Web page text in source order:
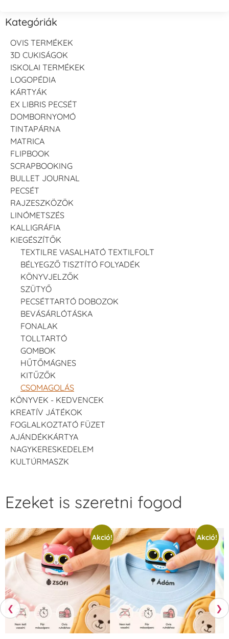
Kategóriák
OVIS TERMÉKEK
3D CUKISÁGOK
ISKOLAI TERMÉKEK
LOGOPÉDIA
KÁRTYÁK
EX LIBRIS PECSÉT
DOMBORNYOMÓ
TINTAPÁRNA
MATRICA
FLIPBOOK
SCRAPBOOKING
BULLET JOURNAL
PECSÉT
RAJZESZKÖZÖK
LINÓMETSZÉS
KALLIGRÁFIA
KIEGÉSZÍTŐK
TEXTILRE VASALHATÓ TEXTILFOLT
BÉLYEGZŐ TISZTÍTÓ FOLYADÉK
KÖNYVJELZŐK
SZÜTYŐ
PECSÉTTARTÓ DOBOZOK
BEVÁSÁRLÓTÁSKA
FONALAK
TOLLTARTÓ
GOMBOK
HŰTŐMÁGNES
KITŰZŐK
CSOMAGOLÁS
KÖNYVEK - KEDVENCEK
KREATÍV JÁTÉKOK
FOGLALKOZTATÓ FÜZET
AJÁNDÉKKÁRTYA
NAGYKERESKEDELEM
KULTÚRMASZK
❮
Ezeket is szeretni fogod
Akció! Akció!
❯